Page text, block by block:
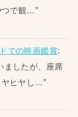
つで観…”
での映画鑑賞:
ましたが、座席
ヤヒヤし…”